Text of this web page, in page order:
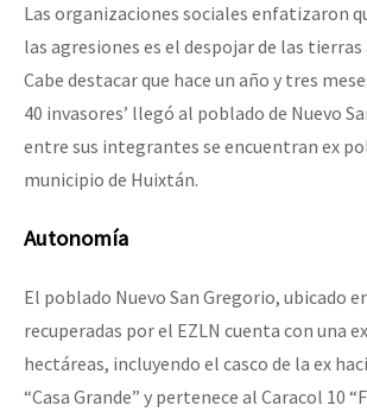
Las organizaciones sociales enfatizaron
las agresiones es el despojar de las tierras
Cabe destacar que hace un año y tres
40 invasores’ llegó al poblado de Nuevo
entre sus integrantes se encuentran ex
municipio de Huixtán.
Autonomía
El poblado Nuevo San Gregorio, ubicado
recuperadas por el EZLN cuenta con una
hectáreas, incluyendo el casco de la ex
“Casa Grande” y pertenece al Caracol 10